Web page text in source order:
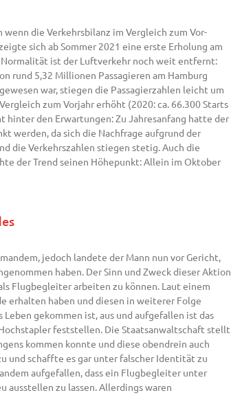
die Verkehrsbilanz im Vergleich zum Vor-
sich ab Sommer 2021 eine erste Erholung am
Normalität ist der Luftverkehr noch weit entfernt:
rund 5,32 Millionen Passagieren am Hamburg
war, stiegen die Passagierzahlen leicht um
zum Vorjahr erhöht (2020: ca. 66.300 Starts
hinter den Erwartungen: Zu Jahresanfang hatte der
werden, da sich die Nachfrage aufgrund der
die Verkehrszahlen stiegen stetig. Auch die
der Trend seinen Höhepunkt: Allein im Oktober
jedoch landete der Mann nun vor Gericht,
haben. Der Sinn und Zweck dieser Aktion
Flugbegleiter arbeiten zu können. Laut einem
erhalten haben und diesen in weiterer Folge
gekommen ist, aus und aufgefallen ist das
feststellen. Die Staatsanwaltschaft stellt
kommen konnte und diese obendrein auch
und schaffte es gar unter falscher Identität zu
aufgefallen, dass ein Flugbegleiter unter
ausstellen zu lassen. Allerdings waren